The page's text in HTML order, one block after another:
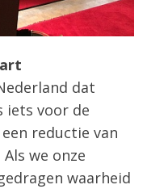
dat
iets voor de
reductie van
we onze
waarheid